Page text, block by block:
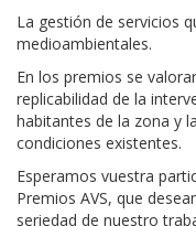
La gestión de servicios
medioambientales.
En los premios se
replicabilidad de la
habitantes de la zona y
condiciones existentes.
Esperamos vuestra
Premios AVS, que
seriedad de nuestro